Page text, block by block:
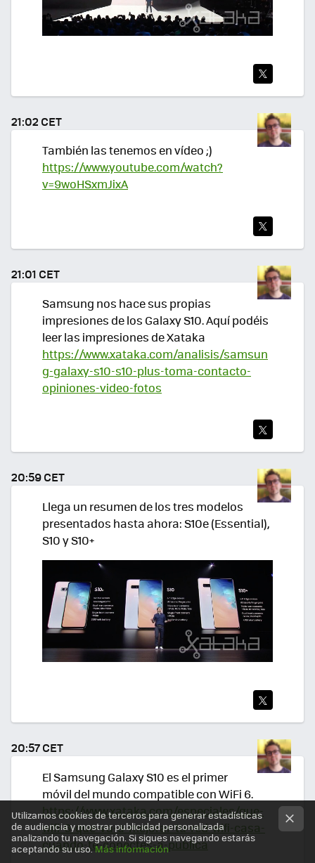
TEA
R
21:02 CET
También las tenemos en vídeo ;)
https://www.youtube.com/watch?
v=9woHSxmJixA
TWI
TEA
R
21:01 CET
Samsung nos hace sus propias
impresiones de los Galaxy S10. Aquí podéis
leer las impresiones de Xataka
https://www.xataka.com/analisis/samsun
g-galaxy-s10-s10-plus-toma-contacto-
opiniones-video-fotos
TWI
TEA
R
20:59 CET
Llega un resumen de los tres modelos
presentados hasta ahora: S10e (Essential),
S10 y S10+
TWI
TEA
R
20:57 CET
El Samsung Galaxy S10 es el primer
móvil del mundo compatible con WiFi 6.
https://www.xataka.com/especiales/que-
wifi-6-que-va-a-mejorar-tu-red-wifi-casa-
cuando-te-conectes-a-publica
Utilizamos cookies de terceros para generar estadísticas
de audiencia y mostrar publicidad personalizada
analizando tu navegación. Si sigues navegando estarás
aceptando su uso.Más información